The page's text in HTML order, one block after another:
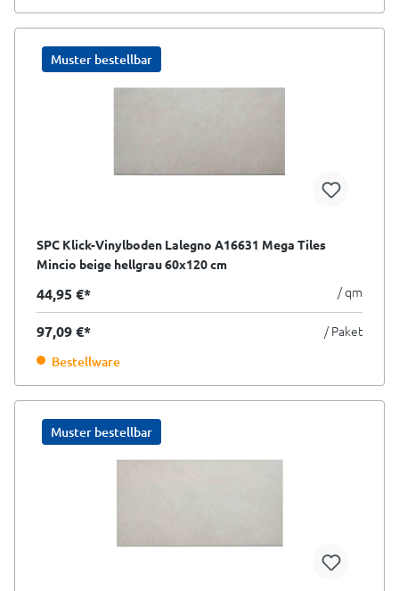
Muster bestellbar
SPC Klick-Vinylboden Lalegno A16631 Mega Tiles
Mincio beige hellgrau 60x120 cm
44,95 €* / qm
97,09 €* / Paket
Bestellware
Muster bestellbar